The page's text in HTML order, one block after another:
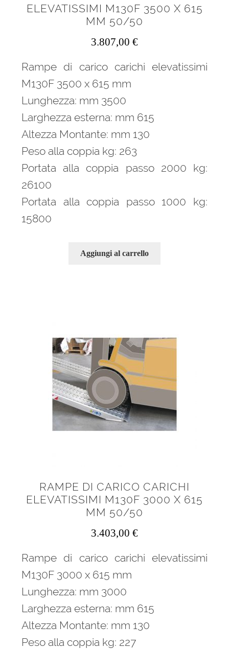
ELEVATISSIMI M130F 3500 X 615
MM 50/50
3.807,00 €
Rampe di carico carichi elevatissimi
M130F 3500 x 615 mm
Lunghezza: mm 3500
Larghezza esterna: mm 615
Altezza Montante: mm 130
Peso alla coppia kg: 263
Portata alla coppia passo 2000 kg:
26100
Portata alla coppia passo 1000 kg:
15800
Aggiungi al carrello
RAMPE DI CARICO CARICHI
ELEVATISSIMI M130F 3000 X 615
MM 50/50
3.403,00 €
Rampe di carico carichi elevatissimi
M130F 3000 x 615 mm
Lunghezza: mm 3000
Larghezza esterna: mm 615
Altezza Montante: mm 130
Peso alla coppia kg: 227